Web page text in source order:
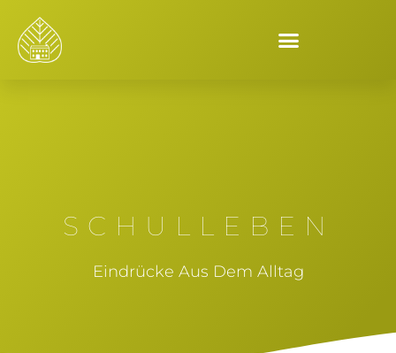
SCHULLEBEN
Eindrücke Aus Dem Alltag